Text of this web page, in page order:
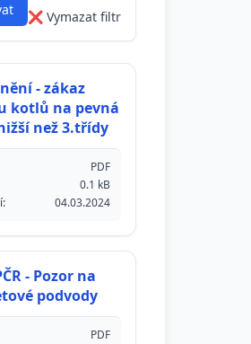
❌ Vymazat filtr
- zákaz
kotlů na pevná
než 3.třídy
PDF
0.1 kB
04.03.2024
- Pozor na
podvody
PDF